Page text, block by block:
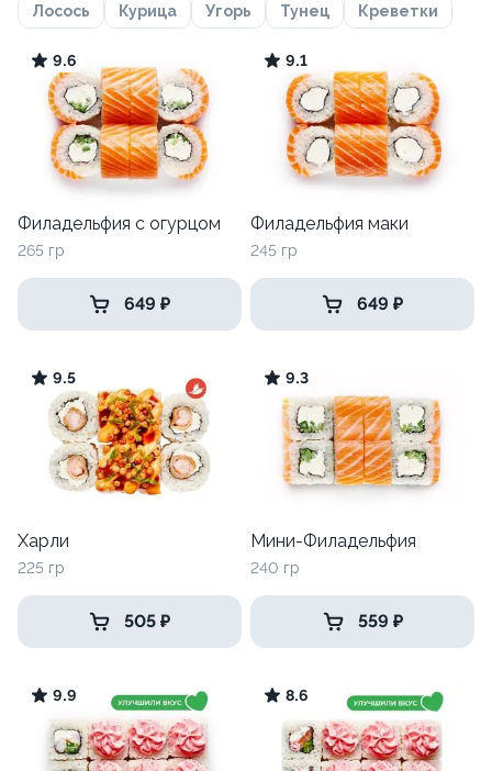
Лосось Курица Угорь Тунец Креветки
9.6
Филадельфия с огурцом
265 гр
649 ₽
9.1
Филадельфия маки
245 гр
649 ₽
9.5
Харли
225 гр
505 ₽
9.3
Мини-Филадельфия
240 гр
559 ₽
9.9 8.6